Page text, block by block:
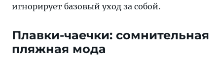
игнорирует базовый уход за собой.
Плавки-чаечки: сомнительная
пляжная мода